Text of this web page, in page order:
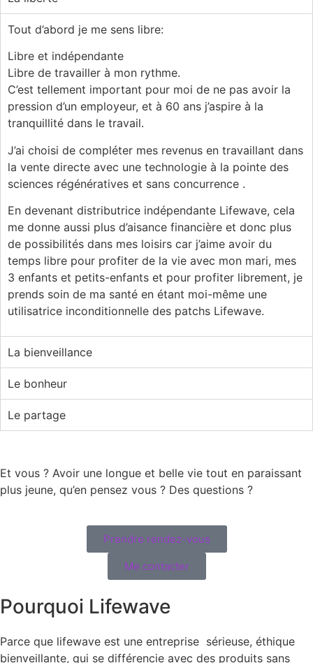
Tout d’abord je me sens libre:
Libre et indépendante
Libre de travailler à mon rythme.
C’est tellement important pour moi de ne pas avoir la
pression d’un employeur, et à 60 ans j’aspire à la
tranquillité dans le travail.
J’ai choisi de compléter mes revenus en travaillant dans
la vente directe avec une technologie à la pointe des
sciences régénératives et sans concurrence .
En devenant distributrice indépendante Lifewave, cela
me donne aussi plus d’aisance financière et donc plus
de possibilités dans mes loisirs car j’aime avoir du
temps libre pour profiter de la vie avec mon mari, mes
3 enfants et petits-enfants et pour profiter librement, je
prends soin de ma santé en étant moi-même une
utilisatrice inconditionnelle des patchs Lifewave.
La bienveillance
Le bonheur
Le partage
Et vous ? Avoir une longue et belle vie tout en paraissant
plus jeune, qu’en pensez vous ? Des questions ?
Prendre rendez-vous
Me contacter
Pourquoi Lifewave
Parce que lifewave est une entreprise sérieuse, éthique
bienveillante, qui se différencie avec des produits sans